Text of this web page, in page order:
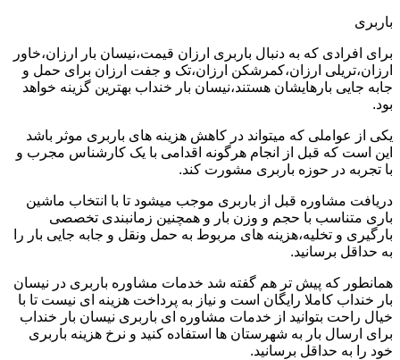
باربری
برای افرادی که به دنبال باربری ارزان قیمت،نیسان بار ارزان،خاور
ارزان،تریلی ارزان،کمرشکن ارزان،تک و جفت ارزان برای حمل و
جابه جایی بارهایشان هستند،نیسان بار خنداب بهترین گزینه خواهد
بود.
یکی از عواملی که میتواند در کاهش هزینه های باربری موثر باشد
این است که قبل از انجام هرگونه اقدامی با یک کارشناس مجرب و
با تجربه در حوزه باربری مشورت کند.
دریافت مشاوره قبل از باربری موجب میشود تا با انتخاب ماشین
باری متناسب با حجم و وزن بار و همچنین زمانبندی تخصصی
بارگیری و تخلیه،هزینه های مربوط به حمل ونقل و جابه جایی بار را
به حداقل برسانید.
همانطور که پیش تر هم گفته شد خدمات مشاوره باربری در نیسان
بار خنداب کاملا رایگان است و نیاز به پرداخت هزینه ای نیست تا با
خیال راحت بتوانید از خدمات مشاوره ای باربری نیسان بار خنداب
برای ارسال بار به شهرستان ها استفاده کنید و نرخ هزینه باربری
خود را به حداقل برسانید.